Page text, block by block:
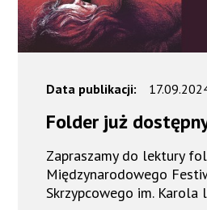
Data publikacji:
Folder już
Zapraszamy do lektury
Międzynarodowego
Skrzypcowego im. Karola